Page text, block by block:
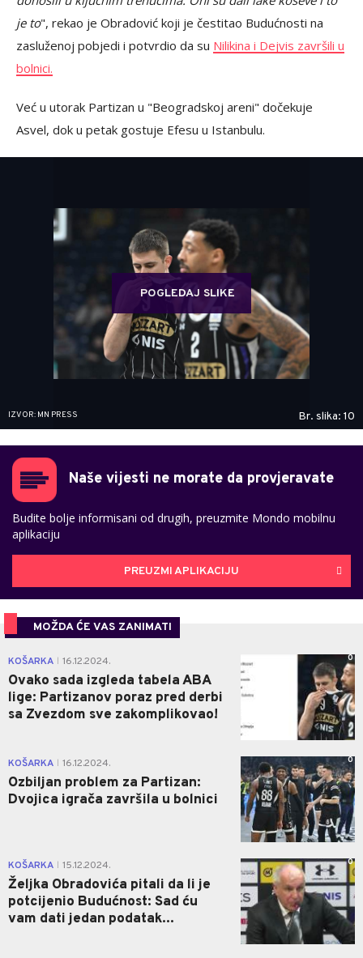
je to", rekao je Obradović koji je čestitao Budućnosti na
zasluženoj pobjedi i potvrdio da su Nilikina i Dejvis završili u
bolnici.
Već u utorak Partizan u "Beogradskoj areni" dočekuje
Asvel, dok u petak gostuje Efesu u Istanbulu.
POGLEDAJ SLIKE
IZVOR: MN PRESS Br. slika: 10
Naše vijesti ne morate da provjeravate
Budite bolje informisani od drugih, preuzmite Mondo mobilnu
aplikaciju
PREUZMI APLIKACIJU
MOŽDA ĆE VAS ZANIMATI
KOŠARKA 16.12.2024.
Ovako sada izgleda tabela ABA
lige: Partizanov poraz pred derbi
sa Zvezdom sve zakomplikovao!
0
KOŠARKA 16.12.2024.
Ozbiljan problem za Partizan:
Dvojica igrača završila u bolnici
0
KOŠARKA 15.12.2024.
Željka Obradovića pitali da li je
potcijenio Budućnost: Sad ću
vam dati jedan podatak...
0